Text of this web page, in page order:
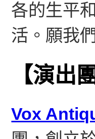
各的生平
活。願我
【演出
Vox